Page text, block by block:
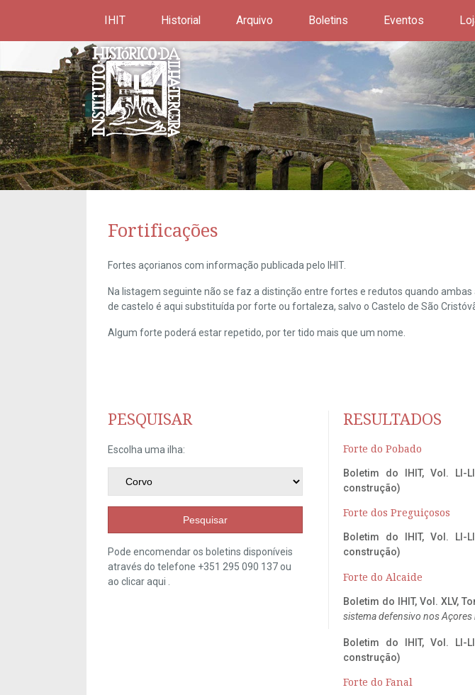
IHIT Historial Arquivo Boletins Eventos
Fortificações
Fortes açorianos com informação publicada pelo IHIT.
Na listagem seguinte não se faz a distinção entre fortes e redutos quando
de castelo é aqui substituída por forte ou fortaleza, salvo o Castelo de São
Algum forte poderá estar repetido, por ter tido mais que um nome.
PESQUISAR
Escolha uma ilha:
Pesquisar
Pode encomendar os boletins disponíveis
através do telefone +351 295 090 137 ou
ao clicaraqui
RESULTADOS
Forte do Pobado
Boletim do IHIT, Vol. LI-
construção)
Forte dos Preguiçosos
Boletim do IHIT, Vol. LI-
construção)
Forte do Alcaide
Boletim do IHIT, Vol. XLV,
sistema defensivo nos Açores
Boletim do IHIT, Vol. LI-
construção)
Forte do Fanal